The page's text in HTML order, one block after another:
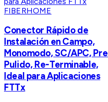
FIBERHOME
Conector Rápido de
Instalación en Campo,
Monomodo, SC/APC,
Pulido, Re-Terminable,
Ideal para Aplicaciones
FTTx